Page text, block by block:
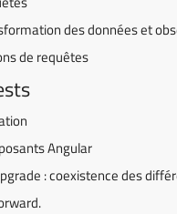
des données et
de requêtes
Angular
: coexistence des